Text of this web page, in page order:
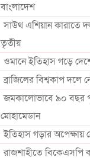
বাংলাদেশ
সাউথ এশিয়ান কারাতে
তৃতীয়
ওমানে ইতিহাস গড়ে
ব্রাজিলের বিশ্বকাপ
জমকালোভাবে ৯০ বছর
মোহামেডান
ইতিহাস গড়ার অপেক্ষায়
রাজশাহীতে বিকেএসপি